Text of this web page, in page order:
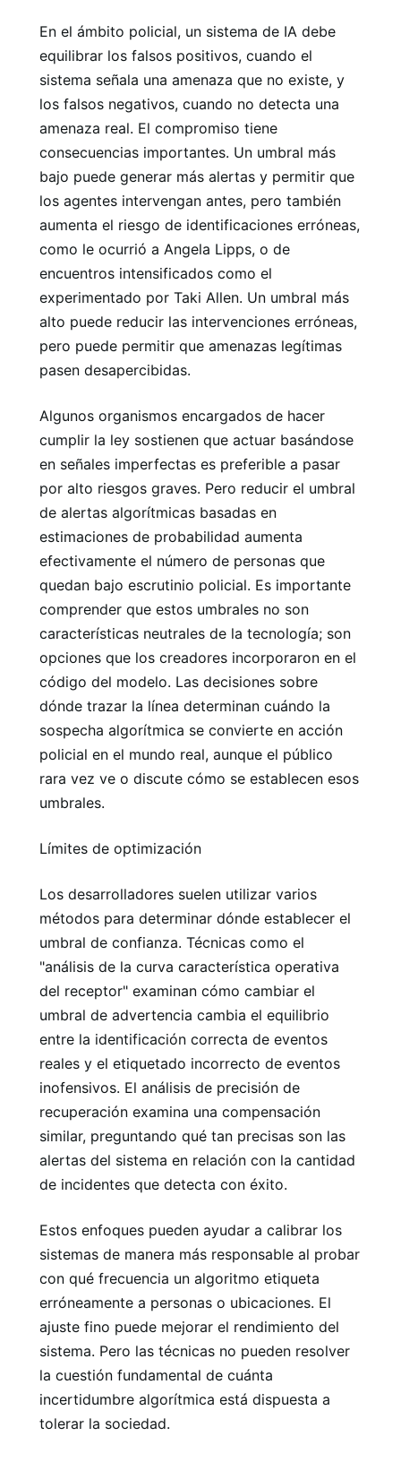
En el ámbito policial, un sistema de IA debe
equilibrar los falsos positivos, cuando el
sistema señala una amenaza que no existe, y
los falsos negativos, cuando no detecta una
amenaza real. El compromiso tiene
consecuencias importantes. Un umbral más
bajo puede generar más alertas y permitir que
los agentes intervengan antes, pero también
aumenta el riesgo de identificaciones erróneas,
como le ocurrió a Angela Lipps, o de
encuentros intensificados como el
experimentado por Taki Allen. Un umbral más
alto puede reducir las intervenciones erróneas,
pero puede permitir que amenazas legítimas
pasen desapercibidas.
Algunos organismos encargados de hacer
cumplir la ley sostienen que actuar basándose
en señales imperfectas es preferible a pasar
por alto riesgos graves. Pero reducir el umbral
de alertas algorítmicas basadas en
estimaciones de probabilidad aumenta
efectivamente el número de personas que
quedan bajo escrutinio policial. Es importante
comprender que estos umbrales no son
características neutrales de la tecnología; son
opciones que los creadores incorporaron en el
código del modelo. Las decisiones sobre
dónde trazar la línea determinan cuándo la
sospecha algorítmica se convierte en acción
policial en el mundo real, aunque el público
rara vez ve o discute cómo se establecen esos
umbrales.
Límites de optimización
Los desarrolladores suelen utilizar varios
métodos para determinar dónde establecer el
umbral de confianza. Técnicas como el
"análisis de la curva característica operativa
del receptor" examinan cómo cambiar el
umbral de advertencia cambia el equilibrio
entre la identificación correcta de eventos
reales y el etiquetado incorrecto de eventos
inofensivos. El análisis de precisión de
recuperación examina una compensación
similar, preguntando qué tan precisas son las
alertas del sistema en relación con la cantidad
de incidentes que detecta con éxito.
Estos enfoques pueden ayudar a calibrar los
sistemas de manera más responsable al probar
con qué frecuencia un algoritmo etiqueta
erróneamente a personas o ubicaciones. El
ajuste fino puede mejorar el rendimiento del
sistema. Pero las técnicas no pueden resolver
la cuestión fundamental de cuánta
incertidumbre algorítmica está dispuesta a
tolerar la sociedad.